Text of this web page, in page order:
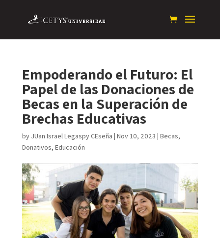
Empoderando el Futuro: El
Papel de las Donaciones de
Becas en la Superación de
Brechas Educativas
by JUan Israel Legaspy CEseña | Nov 10, 2023 | Becas,
Donativos, Educación